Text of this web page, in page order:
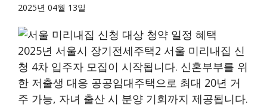
2025년 04월 13일
2025년 서울시 장기전세주택2 서울 미리내집 신
청 4차 입주자 모집이 시작됩니다. 신혼부부를 위
한 저출생 대응 공공임대주택으로 최대 20년 거
주 가능, 자녀 출산 시 분양 기회까지 제공됩니다.